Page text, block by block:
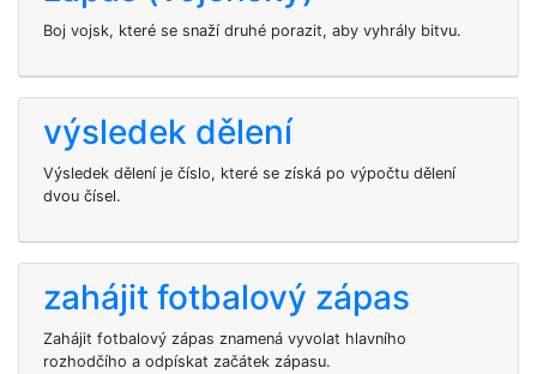
Boj vojsk, které se snaží druhé porazit, aby vyhrály bitvu.
výsledek dělení
Výsledek dělení je číslo, které se získá po výpočtu dělení
dvou čísel.
zahájit fotbalový zápas
Zahájit fotbalový zápas znamená vyvolat hlavního
rozhodčího a odpískat začátek zápasu.